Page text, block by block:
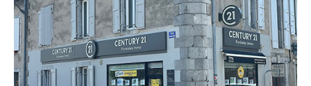
CENTURY 21 Pyrénées Immo
9 rue Villefranche
ST GIRONS - 09200